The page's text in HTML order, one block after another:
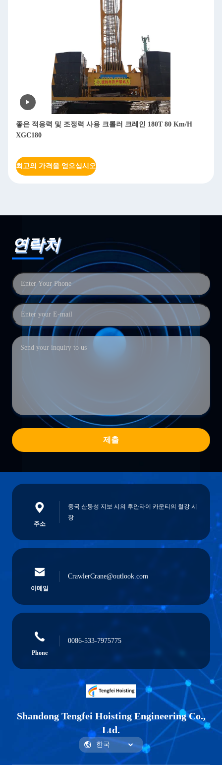
좋은 적응력 및 조정력 사용 크롤러 크레인 180T 80 Km/H
XGC180
최고의 가격을 얻으십시오
연락처
제출
주소
중국 산둥성 지보 시의 후안타이 카운티의 철강 시
장
이메일
CrawlerCrane@outlook.com
Phone
0086-533-7975775
Shandong Tengfei Hoisting Engineering Co.,
Ltd.